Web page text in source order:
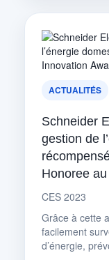
ACTUALITÉS
Schneider
gestion de
Honoree
CES 2023
Grâce à cette
facilement
d’énergie,